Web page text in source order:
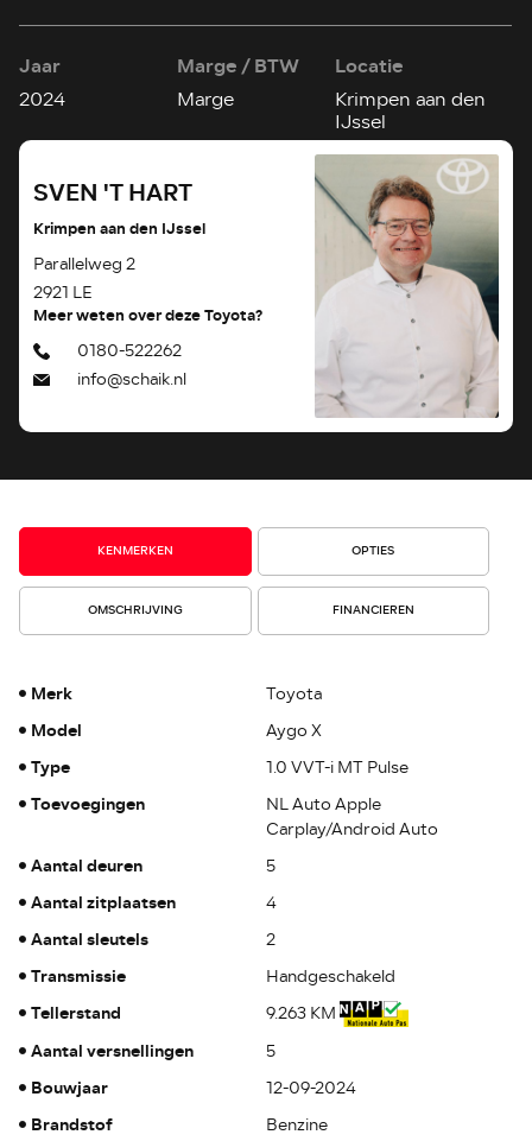
Jaar
2024
Marge / BTW
Marge
Locatie
Krimpen aan den
IJssel
SVEN 'T HART
Krimpen aan den IJssel
Parallelweg 2
2921 LE
Meer weten over deze Toyota?
0180-522262
info@schaik.nl
KENMERKEN OPTIES
OMSCHRIJVING FINANCIEREN
Merk Toyota
Model Aygo X
Type 1.0 VVT-i MT Pulse
Toevoegingen
NL Auto Apple
Carplay/Android Auto
Aantal deuren 5
Aantal zitplaatsen 4
Aantal sleutels 2
Transmissie Handgeschakeld
Tellerstand 9.263 KM
Aantal versnellingen 5
Bouwjaar 12-09-2024
Brandstof Benzine